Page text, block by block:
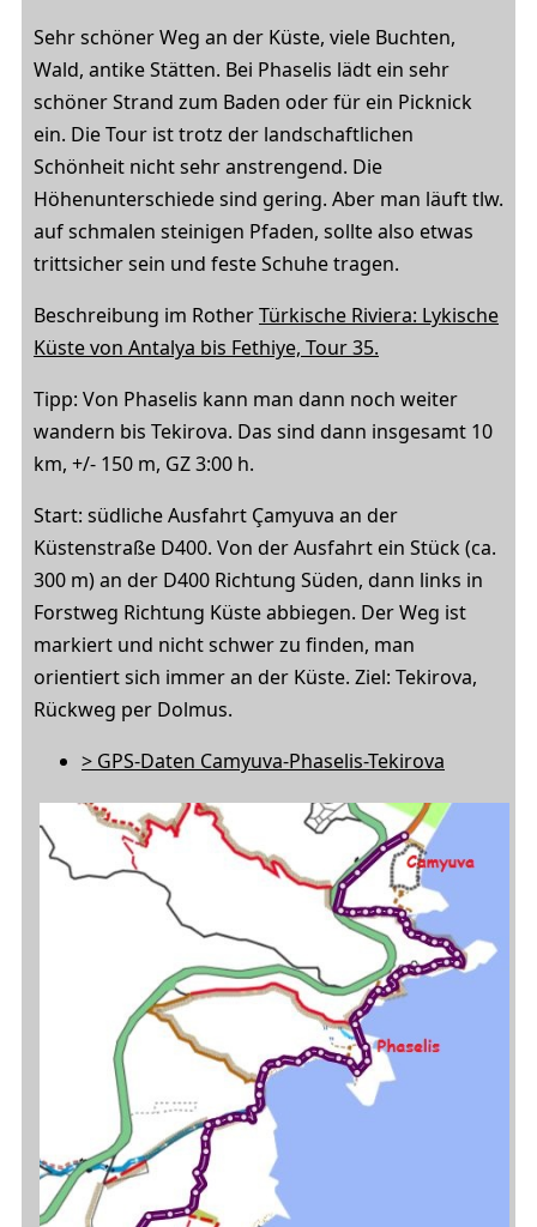
Sehr schöner Weg an der Küste, viele Buchten,
Wald, antike Stätten. Bei Phaselis lädt ein sehr
schöner Strand zum Baden oder für ein Picknick
ein. Die Tour ist trotz der landschaftlichen
Schönheit nicht sehr anstrengend. Die
Höhenunterschiede sind gering. Aber man läuft tlw.
auf schmalen steinigen Pfaden, sollte also etwas
trittsicher sein und feste Schuhe tragen.
Beschreibung im RotherTürkische Riviera: Lykische
Küste von Antalya bis Fethiye, Tour 35.
Tipp: Von Phaselis kann man dann noch weiter
wandern bis Tekirova. Das sind dann insgesamt 10
km, +/- 150 m, GZ 3:00 h.
Start: südliche Ausfahrt Çamyuva an der
Küstenstraße D400. Von der Ausfahrt ein Stück (ca.
300 m) an der D400 Richtung Süden, dann links in
Forstweg Richtung Küste abbiegen. Der Weg ist
markiert und nicht schwer zu finden, man
orientiert sich immer an der Küste. Ziel: Tekirova,
Rückweg per Dolmus.
> GPS-Daten Camyuva-Phaselis-Tekirova